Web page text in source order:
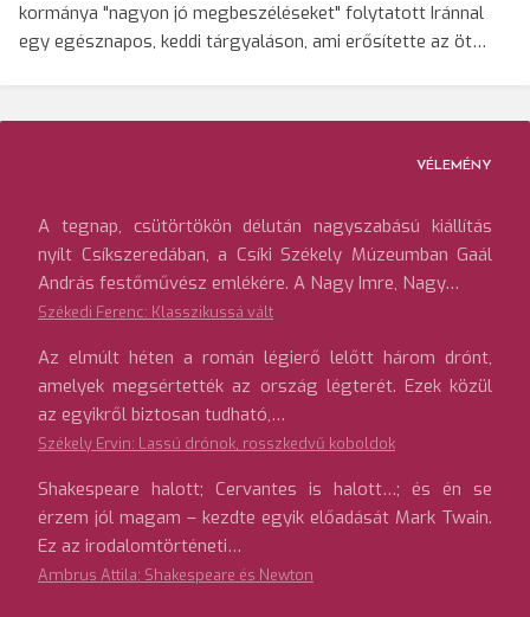
kormánya "nagyon jó megbeszéléseket" folytatott Iránnal
egy egésznapos, keddi tárgyaláson, ami erősítette az öt…
VÉLEMÉNY
A tegnap, csütörtökön délután nagyszabású kiállítás
nyílt Csíkszeredában, a Csíki Székely Múzeumban Gaál
András festőművész emlékére. A Nagy Imre, Nagy…
Székedi Ferenc: Klasszikussá vált
Az elmúlt héten a román légierő lelőtt három drónt,
amelyek megsértették az ország légterét. Ezek közül
az egyikről biztosan tudható,…
Székely Ervin: Lassú drónok, rosszkedvű koboldok
Shakespeare halott; Cervantes is halott…; és én se
érzem jól magam – kezdte egyik előadását Mark Twain.
Ez az irodalomtörténeti…
Ambrus Attila: Shakespeare és Newton